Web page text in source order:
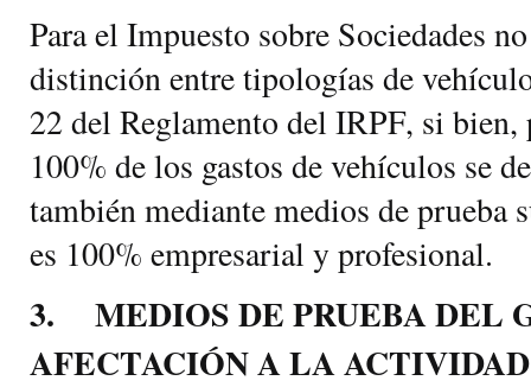
Para el Impuesto sobre Sociedades
distinción entre tipologías de
22 del Reglamento del IRPF, si bien,
100% de los gastos de vehículos se
también mediante medios de prueba
es 100% empresarial y profesional.
3. MEDIOS DE PRUEBA DEL
AFECTACIÓN A LA